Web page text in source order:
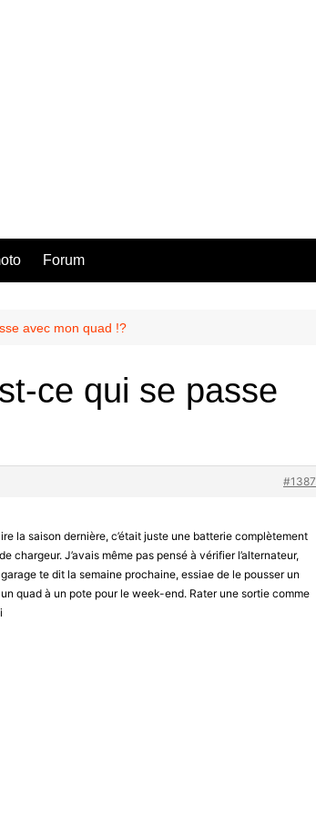
Forum
avec mon quad !?
ce qui se passe
#1387
la saison dernière, c’était juste une batterie complètement
chargeur. J’avais même pas pensé à vérifier l’alternateur,
te dit la semaine prochaine, essiae de le pousser un
quad à un pote pour le week-end. Rater une sortie comme